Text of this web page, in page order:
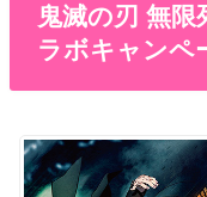
鬼滅の刃 無限
ラボキャンペ